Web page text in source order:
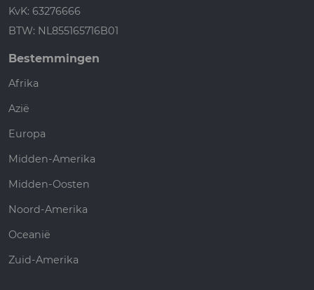
KvK: 63276666
BTW: NL855165716B01
Bestemmingen
Afrika
Azië
Europa
Midden-Amerika
Midden-Oosten
Noord-Amerika
Oceanië
Zuid-Amerika